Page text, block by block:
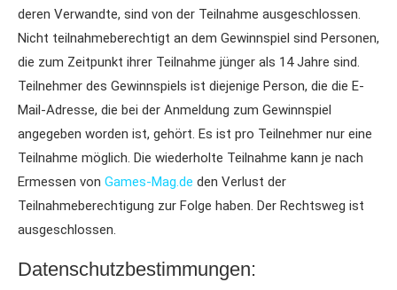
deren Verwandte, sind von der Teilnahme ausgeschlossen.
Nicht teilnahmeberechtigt an dem Gewinnspiel sind Personen,
die zum Zeitpunkt ihrer Teilnahme jünger als 14 Jahre sind.
Teilnehmer des Gewinnspiels ist diejenige Person, die die E-
Mail-Adresse, die bei der Anmeldung zum Gewinnspiel
angegeben worden ist, gehört. Es ist pro Teilnehmer nur eine
Teilnahme möglich. Die wiederholte Teilnahme kann je nach
Ermessen von Games-Mag.de den Verlust der
Teilnahmeberechtigung zur Folge haben. Der Rechtsweg ist
ausgeschlossen.
Datenschutzbestimmungen: